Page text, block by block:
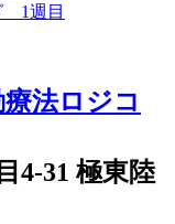
1週目
4-31 極東陸